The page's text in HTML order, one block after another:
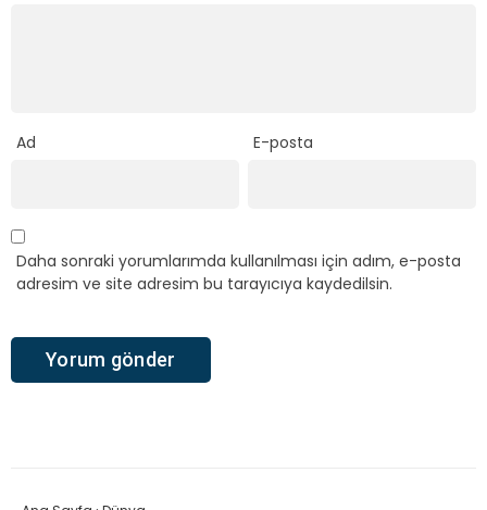
Ad E-posta
Daha sonraki yorumlarımda kullanılması için adım, e-posta
adresim ve site adresim bu tarayıcıya kaydedilsin.